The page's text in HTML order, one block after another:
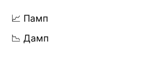
📈 Памп
📉 Дамп